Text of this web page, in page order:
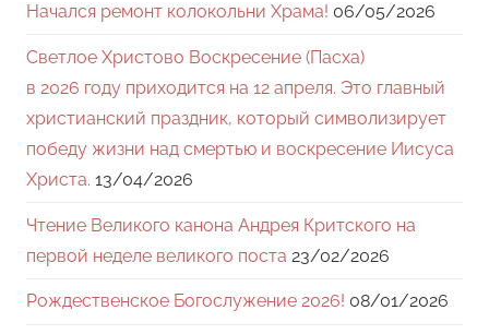
Начался ремонт колокольни Храма! 06/05/2026
Светлое Христово Воскресение (Пасха)
в 2026 году приходится на 12 апреля. Это главный
христианский праздник, который символизирует
победу жизни над смертью и воскресение Иисуса
Христа. 13/04/2026
Чтение Великого канона Андрея Критского на
первой неделе великого поста 23/02/2026
Рождественское Богослужение 2026! 08/01/2026